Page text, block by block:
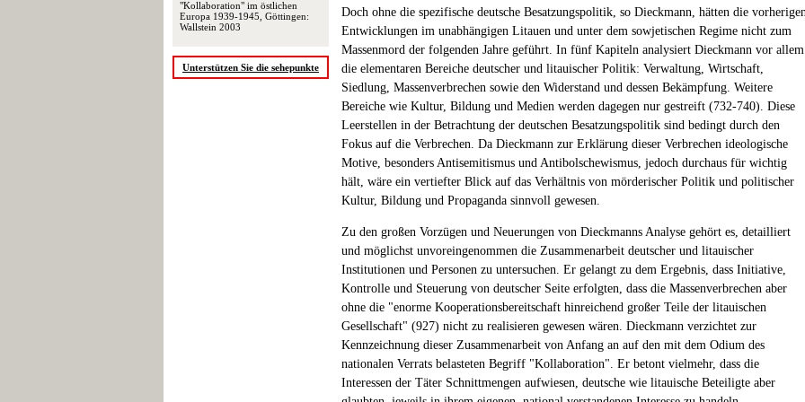
"Kollaboration" im östlichen
Europa 1939-1945, Göttingen:
Wallstein 2003
Unterstützen Sie die sehepunkte
Doch ohne die spezifische deutsche Besatzungspolitik, so Dieckmann, hätten die
Entwicklungen im unabhängigen Litauen und unter dem sowjetischen Regime nicht zum
Massenmord der folgenden Jahre geführt. In fünf Kapiteln analysiert Dieckmann vor allem
die elementaren Bereiche deutscher und litauischer Politik: Verwaltung, Wirtschaft,
Siedlung, Massenverbrechen sowie den Widerstand und dessen Bekämpfung. Weitere
Bereiche wie Kultur, Bildung und Medien werden dagegen nur gestreift (732-740). Diese
Leerstellen in der Betrachtung der deutschen Besatzungspolitik sind bedingt durch den
Fokus auf die Verbrechen. Da Dieckmann zur Erklärung dieser Verbrechen ideologische
Motive, besonders Antisemitismus und Antibolschewismus, jedoch durchaus für wichtig
hält, wäre ein vertiefter Blick auf das Verhältnis von mörderischer Politik und politischer
Kultur, Bildung und Propaganda sinnvoll gewesen.
Zu den großen Vorzügen und Neuerungen von Dieckmanns Analyse gehört es, detailliert
und möglichst unvoreingenommen die Zusammenarbeit deutscher und litauischer
Institutionen und Personen zu untersuchen. Er gelangt zu dem Ergebnis, dass Initiative,
Kontrolle und Steuerung von deutscher Seite erfolgten, dass die Massenverbrechen aber
ohne die "enorme Kooperationsbereitschaft hinreichend großer Teile der litauischen
Gesellschaft" (927) nicht zu realisieren gewesen wären. Dieckmann verzichtet zur
Kennzeichnung dieser Zusammenarbeit von Anfang an auf den mit dem Odium des
nationalen Verrats belasteten Begriff "Kollaboration". Er betont vielmehr, dass die
Interessen der Täter Schnittmengen aufwiesen, deutsche wie litauische Beteiligte aber